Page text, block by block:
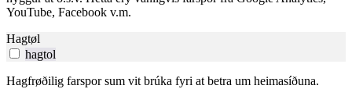
YouTube, Facebook v.m.
Hagtøl
hagtol
Hagfrøðilig farspor sum vit brúka fyri at betra um heimasíðuna.